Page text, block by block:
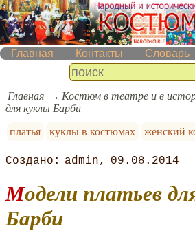
Главная Контакты Словарь
Главная Костюм в театре и в
для куклы Барби
платья
куклы в костюмах женский
admin 09.08.2014
Модели платьев для куклы
Барби